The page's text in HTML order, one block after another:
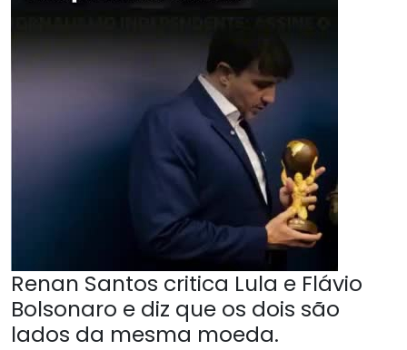
Renan Santos critica Lula e Flávio
Bolsonaro e diz que os dois são
lados da mesma moeda.